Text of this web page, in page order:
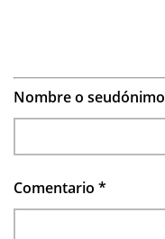
Nombre o seudónimo
Comentario *